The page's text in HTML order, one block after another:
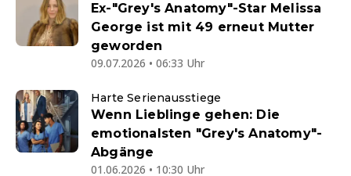
Ex-"Grey's Anatomy"-Star Melissa
George ist mit 49 erneut Mutter
geworden
09.07.2026 • 06:33 Uhr
Harte Serienausstiege
Wenn Lieblinge gehen: Die
emotionalsten "Grey's Anatomy"-
Abgänge
01.06.2026 • 10:30 Uhr